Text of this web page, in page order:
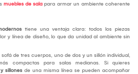
muebles de sala para armar un ambiente coherente
tiene una ventaja clara: todos los piezas
y línea de diseño, lo que da unidad al ambiente sin
de tres cuerpos, uno de dos y un sillón individual,
compactas para salas medianas. Si quieres
sillones de una misma línea se pueden acompañar